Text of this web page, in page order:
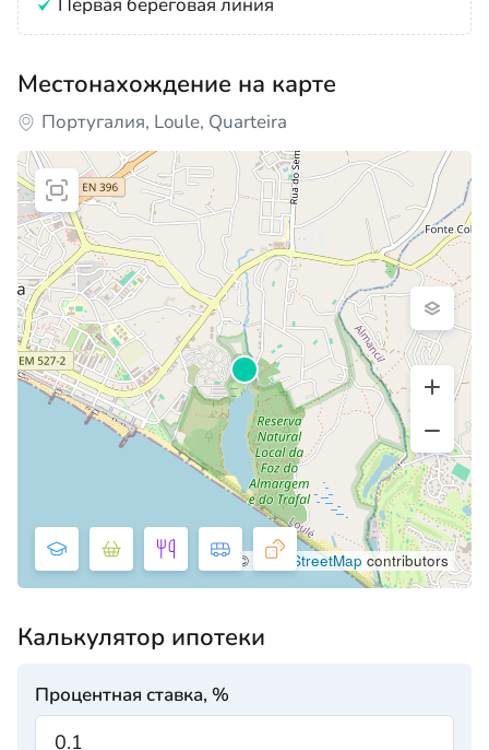
Местонахождение на карте
Португалия, Loule, Quarteira
© OpenStreetMap contributors
Калькулятор ипотеки
Процентная ставка, %